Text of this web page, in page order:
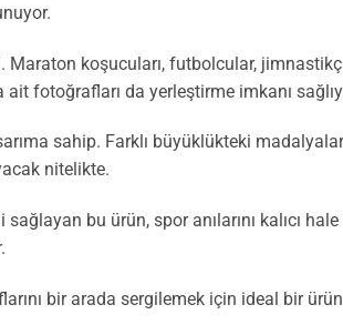
Maraton koşucuları, futbolcular,
fotoğrafları da yerleştirme imkanı
sahip. Farklı büyüklükteki
nitelikte.
bu ürün, spor anılarını kalıcı
bir arada sergilemek için ideal bir